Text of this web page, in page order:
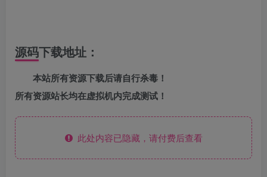
源码下载地址：
本站所有资源下载后请自行杀毒！
所有资源站长均在虚拟机内完成测试！
此处内容已隐藏，请付费后查看